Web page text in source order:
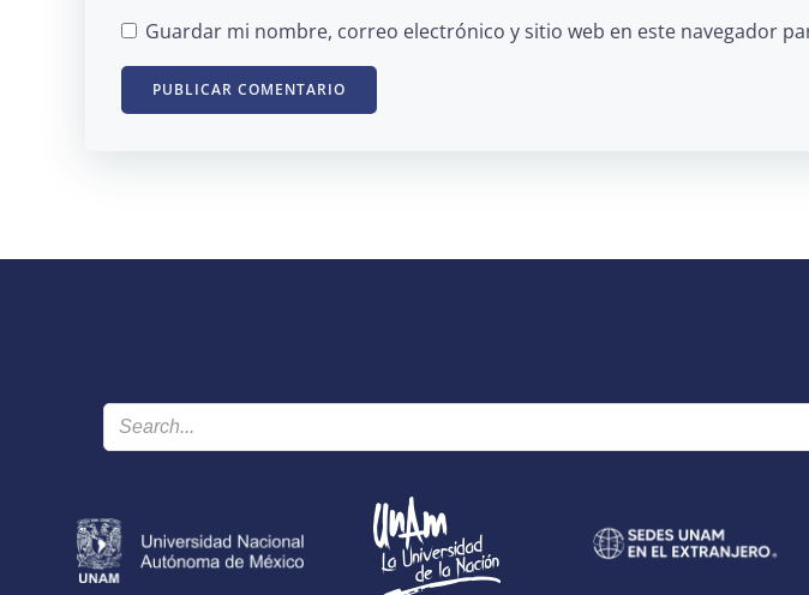
Guardar mi nombre, correo electrónico y sitio web en este navegador